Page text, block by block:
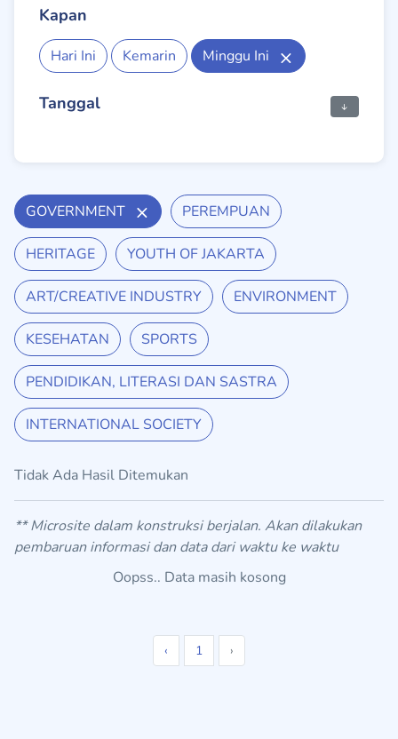
Kapan
Hari Ini Kemarin Minggu Ini
Tanggal
GOVERNMENT PEREMPUAN
HERITAGE YOUTH OF JAKARTA
ART/CREATIVE INDUSTRY ENVIRONMENT
KESEHATAN SPORTS
PENDIDIKAN, LITERASI DAN SASTRA
INTERNATIONAL SOCIETY
Tidak Ada Hasil Ditemukan
** Microsite dalam konstruksi berjalan. Akan dilakukan
pembaruan informasi dan data dari waktu ke waktu
Oopss.. Data masih kosong
‹ 1 ›